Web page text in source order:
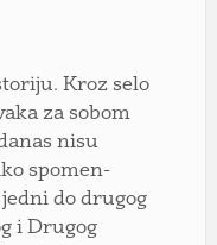
Kroz selo
za sobom
nisu
spomen-
do drugog
i Drugog